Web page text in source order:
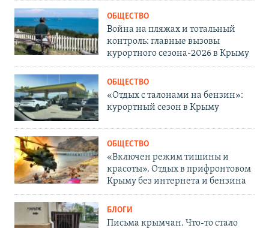
ОБЩЕСТВО
Война на пляжах и тотальный
контроль: главные вызовы
курортного сезона-2026 в Крыму
ОБЩЕСТВО
«Отдых с талонами на бензин»:
курортный сезон в Крыму
ОБЩЕСТВО
«Включен режим тишины и
красоты». Отдых в прифронтовом
Крыму без интернета и бензина
БЛОГИ
Письма крымчан. Что-то стало